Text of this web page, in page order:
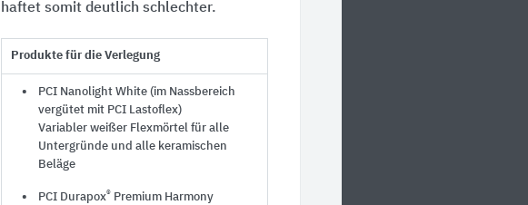
haftet somit deutlich schlechter.
Produkte für die Verlegung
PCI Nanolight White (im Nassbereich
vergütet mit PCI Lastoflex)
Variabler weißer Flexmörtel für alle
Untergründe und alle keramischen
Beläge
PCI Durapox® Premium Harmony